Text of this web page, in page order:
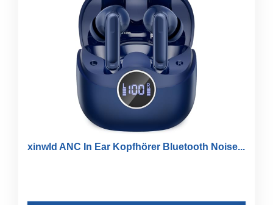
xinwld ANC In Ear Kopfhörer Bluetooth Noise...